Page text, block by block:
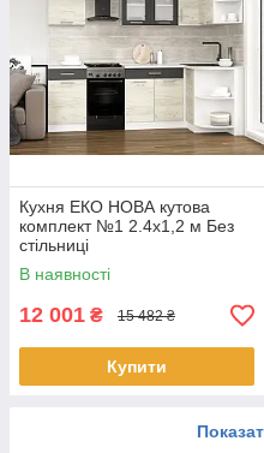
Кухня ЕКО НОВА кутова
комплект №1 2.4х1,2 м Без
стільниці
В наявності
12 001 ₴ 15 482 ₴
Купити